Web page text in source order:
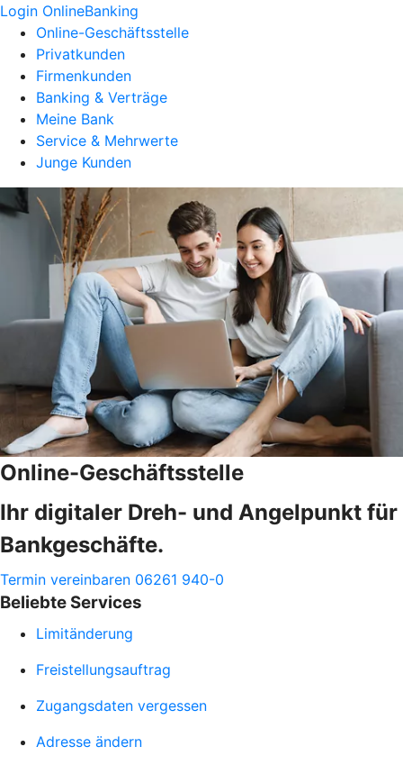
Login OnlineBanking
Online-Geschäftsstelle
Privatkunden
Firmenkunden
Banking & Verträge
Meine Bank
Service & Mehrwerte
Junge Kunden
Online-Geschäftsstelle
Ihr digitaler Dreh- und Angelpunkt für
Bankgeschäfte.
Termin vereinbaren 06261 940-0
Beliebte Services
Limitänderung
Freistellungsauftrag
Zugangsdaten vergessen
Adresse ändern